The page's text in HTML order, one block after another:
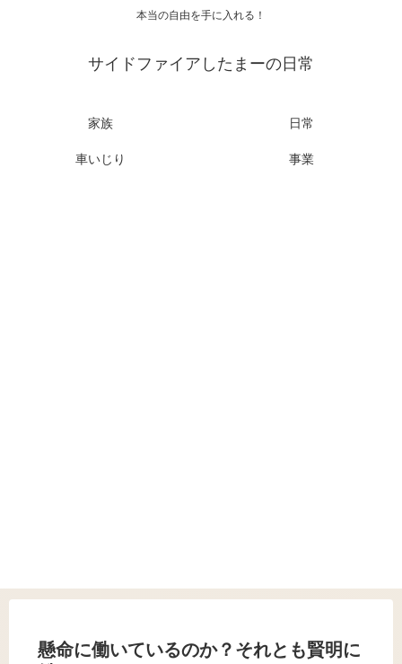
本当の自由を手に入れる！
サイドファイアしたまーの日常
家族 日常
車いじり 事業
懸命に働いているのか？それとも賢明に